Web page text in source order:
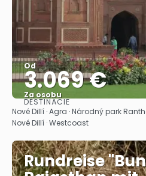
Od
3.069 €
Za osobu
Pozrieť
DESTINÁCIE
Nové Dillí · Agra · Národný park
Nové Dillí · Westcoast
Rundreise